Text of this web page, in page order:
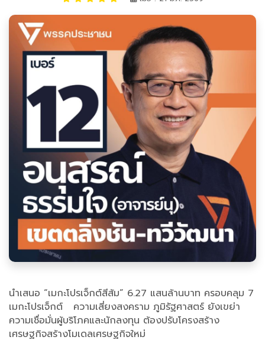
นำเสนอ “เมกะโปรเจ็กต์สีส้ม” 6.27 แสนล้านบาท ครอบคลุม 7
เมกะโปรเจ็กต์ ความเสี่ยงสงคราม ภูมิรัฐศาสตร์ ยังเขย่า
ความเชื่อมั่นผู้บริโภคและนักลงทุน ต้องปรับโครงสร้าง
เศรษฐกิจสร้างโมเดลเศรษฐกิจใหม่